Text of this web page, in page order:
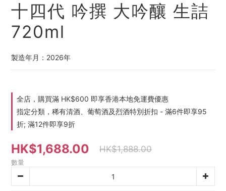
十四代 吟撰 大吟釀 生詰
720ml
製造年月：2026年
全店，購買滿 HK$600 即享香港本地免運費優惠
指定分類，稀有清酒、葡萄酒及烈酒特別折扣 - 滿6件即享95
折; 滿12件即享9折
HK$1,688.00 HK$1,888.00
數量